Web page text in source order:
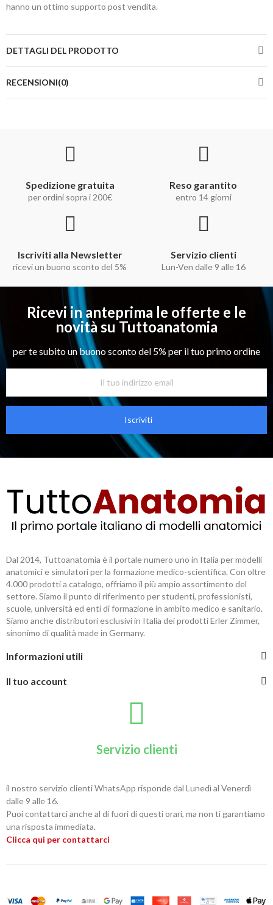
hanno un ottimo supporto post vendita.
DETTAGLI DEL PRODOTTO
RECENSIONI(0)
Spedizione gratuita
per ordini sopra i 200€
Reso garantito
entro 14 giorni
Iscriviti alla Newsletter
ricevi un buono sconto del 5%
Servizio clienti
Lun-Ven dalle 9 alle 16
Ricevi in anteprima le offerte e le
novità su Tuttoanatomia
per te subito un buono sconto del 5% per il tuo primo ordine
Iscriviti
Dal 2014, Tuttoanatomia è il portale numero uno in Italia per modelli
anatomici e simulatori per la formazione medico-scientifica. Con oltre
4.000 prodotti a catalogo, offriamo il più ampio assortimento del
settore. Siamo il punto di riferimento per studenti, professionisti,
scuole, università ed enti di formazione in ambito medico e sanitario.
Siamo anche distributori esclusivi in Italia dei prodotti Erler Zimmer,
sinonimo di qualità made in Germany.
Informazioni utili
Il tuo account
Servizio clienti
il nostro servizio clienti WhatsApp risponde dal Lunedì al Venerdì
dalle 9 alle 16.
Puoi contattarci anche al di fuori di questi orari, ma non ti garantiamo
una risposta immediata.
Clicca qui per contattarci